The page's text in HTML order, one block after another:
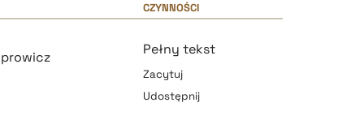
CZYNNOŚCI
Pełny tekst
Zacytuj
Udostępnij